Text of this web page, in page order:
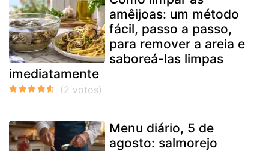
amêijoas: um método
fácil, passo a passo,
para remover a areia e
saboreá-las limpas
imediatamente
Menu diário, 5 de
agosto: salmorejo